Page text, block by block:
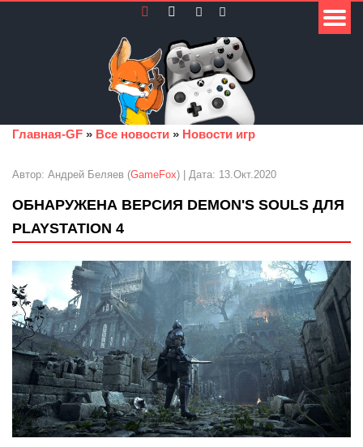
Главная-GF » Все новости » Новости игр
Автор: Андрей Беляев (GameFox) | Дата: 13.Окт.2020
ОБНАРУЖЕНА ВЕРСИЯ DEMON'S SOULS ДЛЯ
PLAYSTATION 4